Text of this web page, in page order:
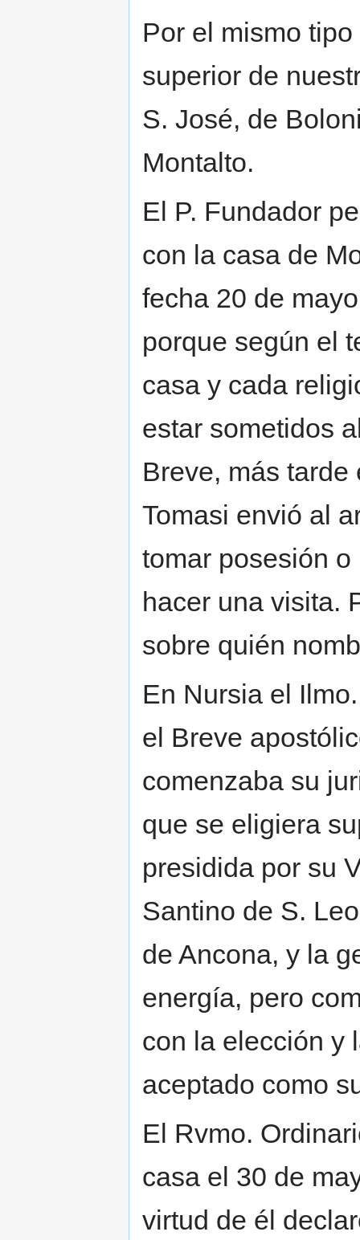
Por el mismo
superior de
S. José, de
Montalto.
El P. Fundador
con la casa de
fecha 20 de
porque según el
casa y cada
estar sometidos
Breve, más
Tomasi envió al
tomar posesión
hacer una visita.
sobre quién
En Nursia el
el Breve
comenzaba su
que se eligiera
presidida por su
Santino de S.
de Ancona, y la
energía, pero
con la elección y
aceptado como
El Rvmo.
casa el 30 de
virtud de él